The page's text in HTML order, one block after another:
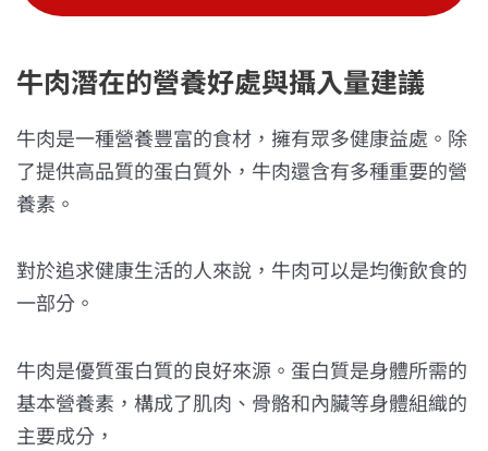
牛肉潛在的營養好處與攝入量建議
牛肉是一種營養豐富的食材，擁有眾多健康益處。除
了提供高品質的蛋白質外，牛肉還含有多種重要的營
養素。
對於追求健康生活的人來說，牛肉可以是均衡飲食的
一部分。
牛肉是優質蛋白質的良好來源。蛋白質是身體所需的
基本營養素，構成了肌肉、骨骼和內臟等身體組織的
主要成分，